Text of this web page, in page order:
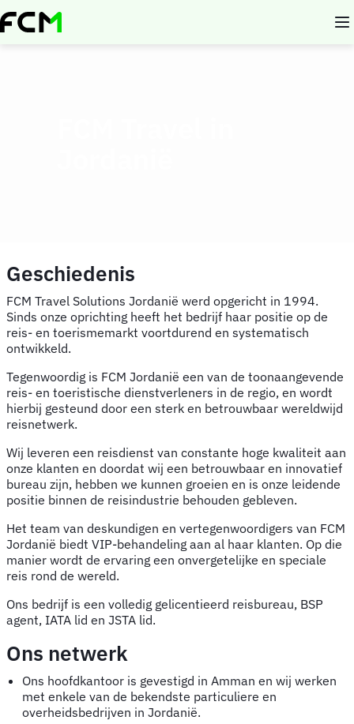
Overslaan
en
Geschiedenis
FCM Travel Solutions Jordanië werd opgericht in 1994.
Sinds onze oprichting heeft het bedrijf haar positie op de
reis- en toerismemarkt voortdurend en systematisch
ontwikkeld.
Tegenwoordig is FCM Jordanië een van de toonaangevende
reis- en toeristische dienstverleners in de regio, en wordt
hierbij gesteund door een sterk en betrouwbaar wereldwijd
reisnetwerk.
Wij leveren een reisdienst van constante hoge kwaliteit aan
onze klanten en doordat wij een betrouwbaar en innovatief
bureau zijn, hebben we kunnen groeien en is onze leidende
positie binnen de reisindustrie behouden gebleven.
Het team van deskundigen en vertegenwoordigers van FCM
Jordanië biedt VIP-behandeling aan al haar klanten. Op die
manier wordt de ervaring een onvergetelijke en speciale
reis rond de wereld.
Ons bedrijf is een volledig gelicentieerd reisbureau, BSP
agent, IATA lid en JSTA lid.
Ons netwerk
Ons hoofdkantoor is gevestigd in Amman en wij werken
met enkele van de bekendste particuliere en
overheidsbedrijven in Jordanië.